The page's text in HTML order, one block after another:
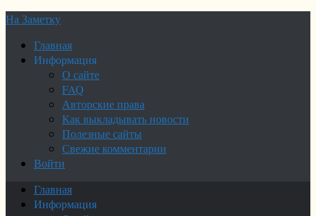
На Заметку
Главная
Информация
О сайте
FAQ
Авторские права
Как выкладывать новости
Полезные сайты
Свежие комментарии
Войти
Главная
Информация